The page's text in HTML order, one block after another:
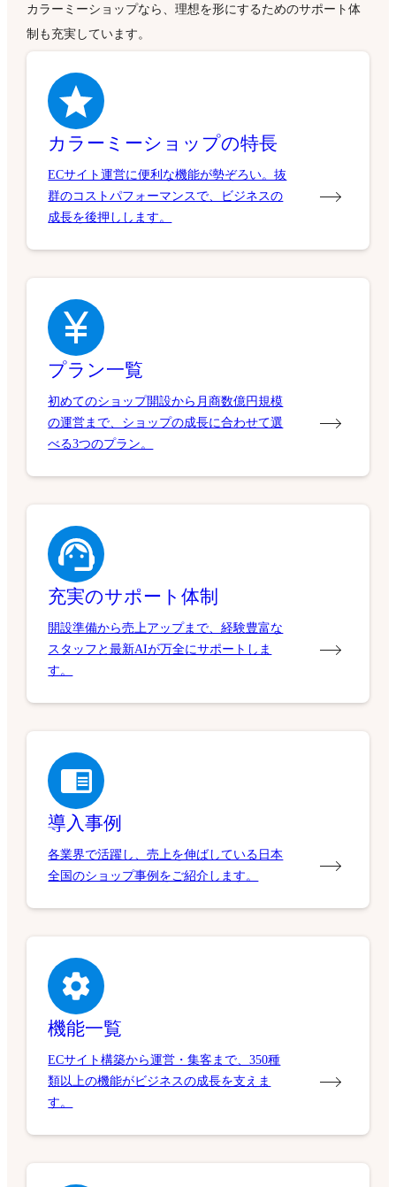
カラーミーショップなら、理想を形にするためのサポート体
制も充実しています。
カラーミーショップの特長
ECサイト運営に便利な機能が勢ぞろい。抜
群のコストパフォーマンスで、ビジネスの
成長を後押しします。
プラン一覧
初めてのショップ開設から月商数億円規模
の運営まで、ショップの成長に合わせて選
べる3つのプラン。
充実のサポート体制
開設準備から売上アップまで、経験豊富な
スタッフと最新AIが万全にサポートしま
す。
導入事例
各業界で活躍し、売上を伸ばしている日本
全国のショップ事例をご紹介します。
機能一覧
ECサイト構築から運営・集客まで、350種
類以上の機能がビジネスの成長を支えま
す。